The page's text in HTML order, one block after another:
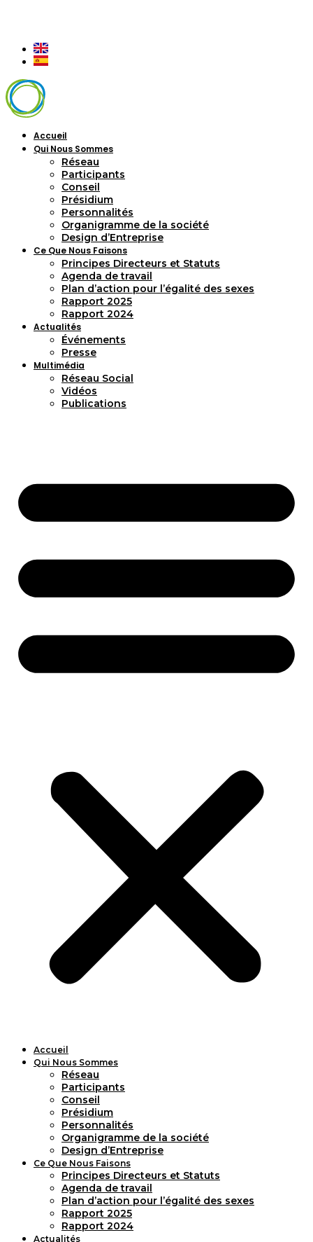
Accueil
Qui Nous Sommes
Réseau
Participants
Conseil
Présidium
Personnalités
Organigramme de la société
Design d’Entreprise
Ce Que Nous Faisons
Principes Directeurs et Statuts
Agenda de travail
Plan d’action pour l’égalité des sexes
Rapport 2025
Rapport 2024
Actualités
Événements
Presse
Multimédia
Réseau Social
Vidéos
Publications
Accueil
Qui Nous Sommes
Réseau
Participants
Conseil
Présidium
Personnalités
Organigramme de la société
Design d’Entreprise
Ce Que Nous Faisons
Principes Directeurs et Statuts
Agenda de travail
Plan d’action pour l’égalité des sexes
Rapport 2025
Rapport 2024
Actualités